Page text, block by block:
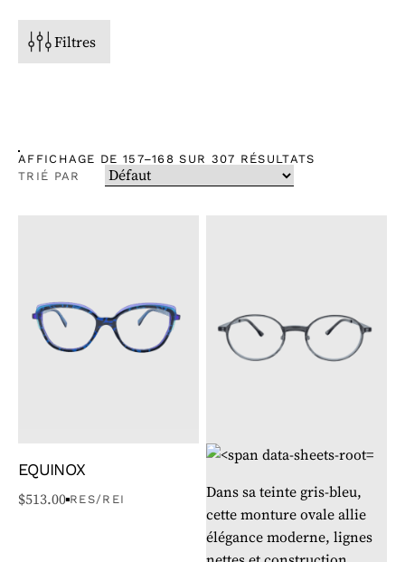
Filtres
AFFICHAGE DE 157–168 SUR 307 RÉSULTATS
TRIÉ PAR
EQUINOX
$513.00 RES/REI
Dans sa teinte gris-bleu,
cette monture ovale allie
élégance moderne, lignes